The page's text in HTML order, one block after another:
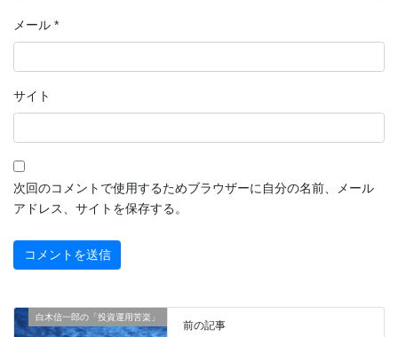
メール *
サイト
次回のコメントで使用するためブラウザーに自分の名前、メール
アドレス、サイトを保存する。
白木信一郎の「投資運用苦楽」
前の記事